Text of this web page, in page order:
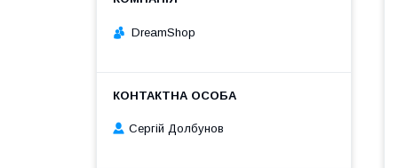
DreamShop
Сергій Долбунов